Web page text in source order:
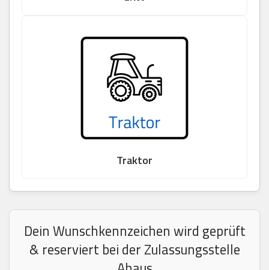
Traktor
Dein Wunschkennzeichen wird geprüft
& reserviert bei der Zulassungsstelle